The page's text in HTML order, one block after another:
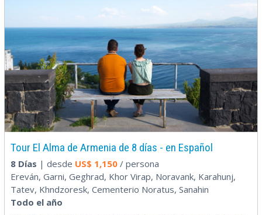
Tour El Alma de Armenia de 8 días - en Español
8 Días | desde US$ 1,150 / persona
Ereván, Garni, Geghrad, Khor Virap, Noravank, Karahunj,
Tatev, Khndzoresk, Cementerio Noratus, Sanahin
Todo el año